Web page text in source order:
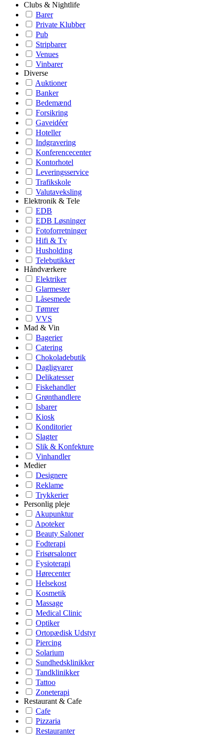
Clubs & Nightlife
Barer
Private Klubber
Pub
Stripbarer
Venues
Vinbarer
Diverse
Auktioner
Banker
Bedemænd
Forsikring
Gaveidéer
Hoteller
Indgravering
Konferencecenter
Kontorhotel
Leveringsservice
Trafikskole
Valutaveksling
Elektronik & Tele
EDB
EDB Løsninger
Fotoforretninger
Hifi & Tv
Husholding
Telebutikker
Håndværkere
Elektriker
Glarmester
Låsesmede
Tømrer
VVS
Mad & Vin
Bagerier
Catering
Chokoladebutik
Dagligvarer
Delikatesser
Fiskehandler
Grønthandlere
Isbarer
Kiosk
Konditorier
Slagter
Slik & Konfekture
Vinhandler
Medier
Designere
Reklame
Trykkerier
Personlig pleje
Akupunktur
Apoteker
Beauty Saloner
Fodterapi
Frisørsaloner
Fysioterapi
Hørecenter
Helsekost
Kosmetik
Massage
Medical Clinic
Optiker
Ortopædisk Udstyr
Piercing
Solarium
Sundhedsklinikker
Tandklinikker
Tattoo
Zoneterapi
Restaurant & Cafe
Cafe
Pizzaria
Restauranter